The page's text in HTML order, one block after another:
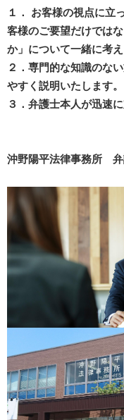
１． お客様の視点に立
客様のご要望だけでは
か」について一緒に考え
２．専門的な知識のな
やすく説明いたします。
３．弁護士本人が迅速
沖野陽平法律事務所